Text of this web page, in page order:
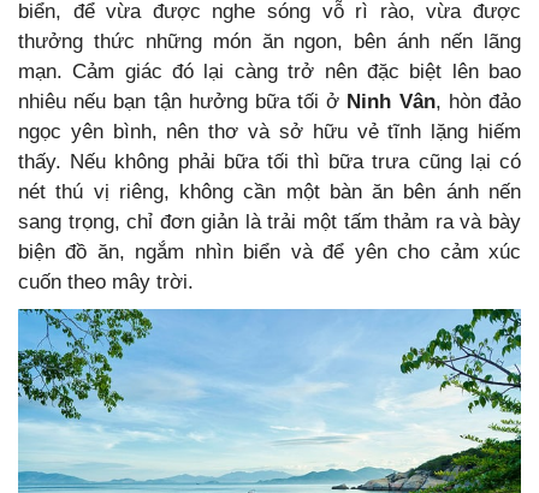
biển, để vừa được nghe sóng vỗ rì rào, vừa được
thưởng thức những món ăn ngon, bên ánh nến lãng
mạn. Cảm giác đó lại càng trở nên đặc biệt lên bao
nhiêu nếu bạn tận hưởng bữa tối ở Ninh Vân, hòn đảo
ngọc yên bình, nên thơ và sở hữu vẻ tĩnh lặng hiếm
thấy. Nếu không phải bữa tối thì bữa trưa cũng lại có
nét thú vị riêng, không cần một bàn ăn bên ánh nến
sang trọng, chỉ đơn giản là trải một tấm thảm ra và bày
biện đồ ăn, ngắm nhìn biển và để yên cho cảm xúc
cuốn theo mây trời.